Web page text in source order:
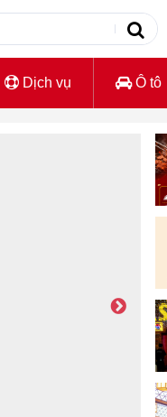
Dịch vụ Ô tô